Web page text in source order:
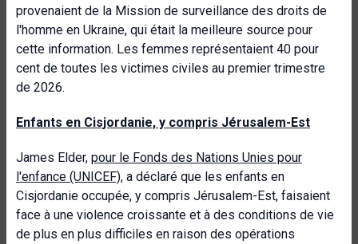
provenaient de la Mission de surveillance des droits de
l'homme en Ukraine, qui était la meilleure source pour
cette information. Les femmes représentaient 40 pour
cent de toutes les victimes civiles au premier trimestre
de 2026.
Enfants en Cisjordanie, y compris Jérusalem-Est
James Elder, pour le Fonds des Nations Unies pour
l'enfance (UNICEF), a déclaré que les enfants en
Cisjordanie occupée, y compris Jérusalem-Est, faisaient
face à une violence croissante et à des conditions de vie
de plus en plus difficiles en raison des opérations